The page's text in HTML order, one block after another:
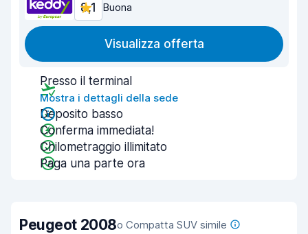
8,1 Buona
Visualizza offerta
Presso il terminal
Mostra i dettagli della sede
Deposito basso
Conferma immediata!
Chilometraggio illimitato
Paga una parte ora
Peugeot 2008o Compatta SUV simile